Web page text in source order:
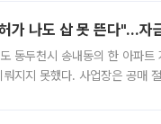
가 나도 삽 못 뜬다"…자
동두천시 송내동의 한 아파
뤄지지 못했다. 사업장은 공매